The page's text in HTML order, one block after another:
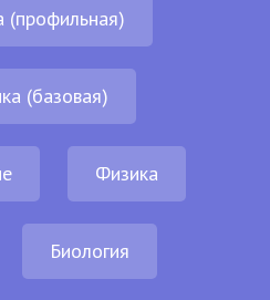
(профильная)
(базовая)
Физика
Биология